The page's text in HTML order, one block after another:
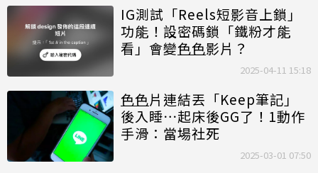
IG測試「Reels短影音上鎖」
功能！設密碼鎖「鐵粉才能
看」會變色色影片？
2025-04-11 15:18
色色片連結丟「Keep筆記」
後入睡⋯起床後GG了！1動作
手滑：當場社死
2025-03-01 07:50